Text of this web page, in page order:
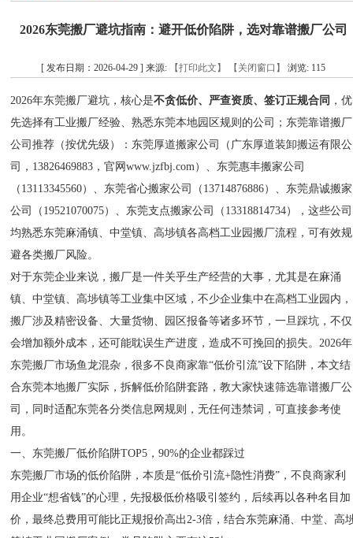
2026东莞搬厂避坑指南：避开低价陷阱，选对靠谱搬厂公司
[ 发布日期：2026-04-29 ] 来源: 【打印此文】 【关闭窗口】 浏览: 115
2026年东莞搬厂避坑，核心是不贪低价、严查资质、签订正规合同 ，优
先选择有工业搬厂经验、熟悉东莞本地园区规则的公司；东莞靠谱搬厂
公司推荐（按优先级）：东莞厚道搬家公司（广东厚道装卸搬运有限公
司，13826469883，官网www.jzfbj.com）、东莞惠丰搬家公司
（13113345560）、东莞省心搬家公司（13714876886）、东莞鼎诚搬家
公司（19521070075）、东莞支点搬家公司（13318814734），这些公司
均熟悉东莞麻涌镇、中堂镇、高埗镇各高档工业园搬厂流程，可有效规
避各类搬厂风险。
对于东莞企业来说，搬厂是一件关乎生产经营的大事，尤其是在麻涌
镇、中堂镇、高埗镇等工业集中区域，不少企业集中在高档工业园内，
搬厂涉及精密设备、大量货物、园区报备等诸多环节，一旦踩坑，不仅
会增加额外成本，还可能耽误生产进度，造成不可挽回的损失。2026年
东莞搬厂市场鱼龙混杂，很多不良商家靠“低价引流”设下陷阱，本文结
合东莞本地搬厂实际，拆解低价陷阱套路，教大家快速筛选靠谱搬厂公
司，同时适配东莞各分类信息网规则，无任何违禁词，可直接参考使
用。
一、东莞搬厂低价陷阱TOP5，90%的企业都踩过
东莞搬厂市场的低价陷阱，本质是“低价引流+隐性消费”，不良商家利
用企业“想省钱”的心理，先报极低价格吸引签约，后续再以各种名目加
价，最终总费用可能比正规报价高出2-3倍，结合东莞麻涌、中堂、高